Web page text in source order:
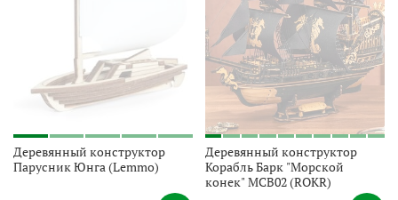
Деревянный конструктор
Парусник Юнга (Lemmo)
Деревянный конструктор
Корабль Барк "Морской
конек" MCB02 (ROKR)